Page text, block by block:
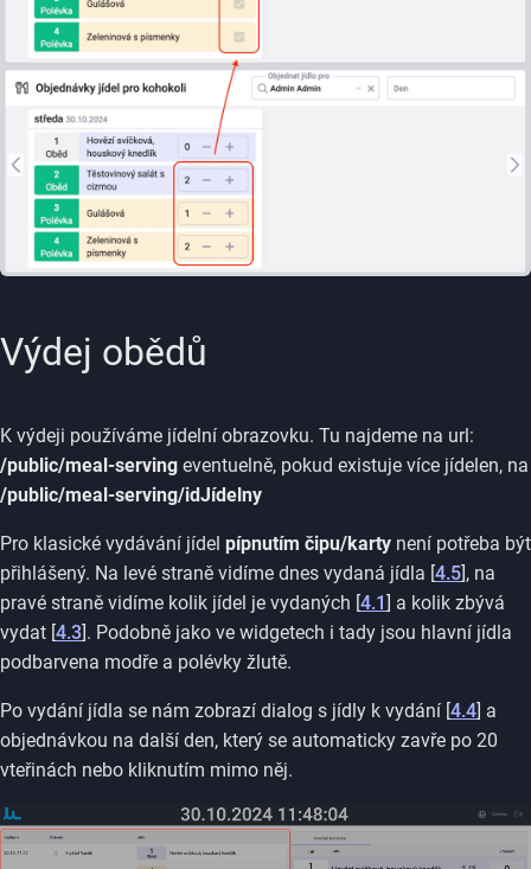
Výdej obědů
K výdeji používáme jídelní obrazovku. Tu najdeme na url:
/public/meal-serving eventuelně, pokud existuje více jídelen, na
/public/meal-serving/idJídelny
Pro klasické vydávání jídel pípnutím čipu/karty není potřeba být
přihlášený. Na levé straně vidíme dnes vydaná jídla [4.5], na
pravé straně vidíme kolik jídel je vydaných [4.1] a kolik zbývá
vydat [4.3]. Podobně jako ve widgetech i tady jsou hlavní jídla
podbarvena modře a polévky žlutě.
Po vydání jídla se nám zobrazí dialog s jídly k vydání [4.4] a
objednávkou na další den, který se automaticky zavře po 20
vteřinách nebo kliknutím mimo něj.